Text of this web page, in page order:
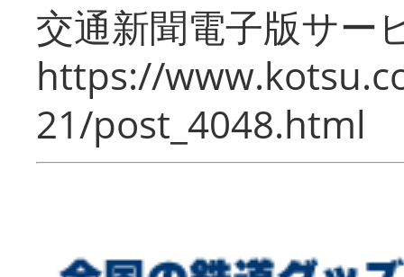
交通新聞電子版サー
https://
21/post_4048.html